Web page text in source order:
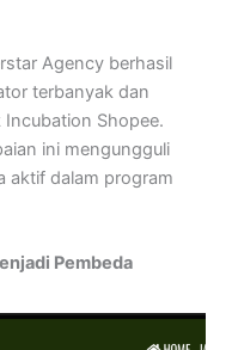
Agency berhasil
terbanyak dan
Shopee.
ini mengungguli
aktif dalam program
Pembeda